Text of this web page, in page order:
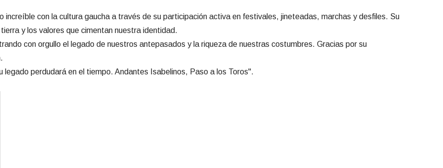
con la cultura gaucha a través de su participación activa en festivales, jineteadas, marchas y desfiles. Su
y los valores que cimentan nuestra identidad.
con orgullo el legado de nuestros antepasados y la riqueza de nuestras costumbres. Gracias por su
legado perdudará en el tiempo. Andantes Isabelinos, Paso a los Toros".